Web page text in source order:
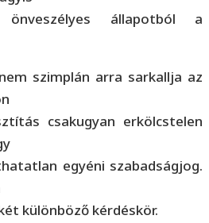
állapotból a
szimplán arra sarkallja az
csakugyan erkölcstelen
egyéni szabadságjog.
különböző kérdéskör.